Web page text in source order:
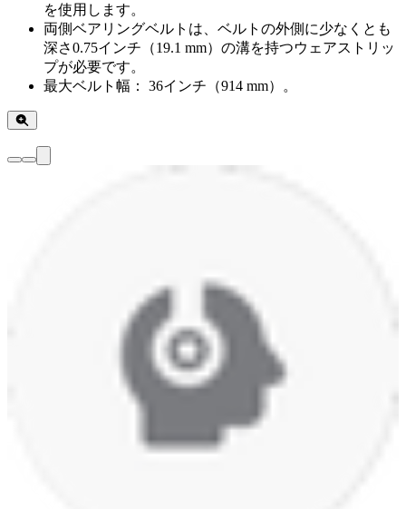
を使用します。
両側ベアリングベルトは、ベルトの外側に少なくとも
深さ0.75インチ（19.1 mm）の溝を持つウェアストリッ
プが必要です。
最大ベルト幅： 36インチ（914 mm）。